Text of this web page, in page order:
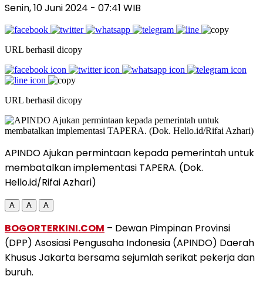
Senin, 10 Juni 2024 - 07:41 WIB
URL berhasil dicopy
URL berhasil dicopy
APINDO Ajukan permintaan kepada pemerintah untuk
membatalkan implementasi TAPERA. (Dok.
Hello.id/Rifai Azhari)
A A A
BOGORTERKINI.COM – Dewan Pimpinan Provinsi
(DPP) Asosiasi Pengusaha Indonesia (APINDO) Daerah
Khusus Jakarta bersama sejumlah serikat pekerja dan
buruh.